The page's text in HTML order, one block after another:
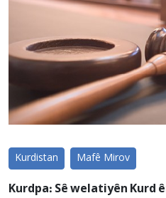
Kurdistan Mafê Mirov
Kurdpa: Sê welatiyên Kurd